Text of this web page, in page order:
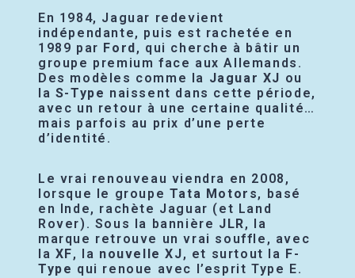
En 1984, Jaguar redevient
indépendante, puis est rachetée en
1989 par Ford , qui cherche à bâtir un
groupe premium face aux Allemands.
Des modèles comme la Jaguar XJ ou
la S-Type naissent dans cette période,
avec un retour à une certaine qualité…
mais parfois au prix d’une perte
d’identité.
Le vrai renouveau viendra en 2008,
lorsque le groupe Tata Motors, basé
en Inde, rachète Jaguar (et Land
Rover). Sous la bannière JLR, la
marque retrouve un vrai souffle, avec
la XF, la nouvelle XJ, et surtout la F-
Type qui renoue avec l’esprit Type E.